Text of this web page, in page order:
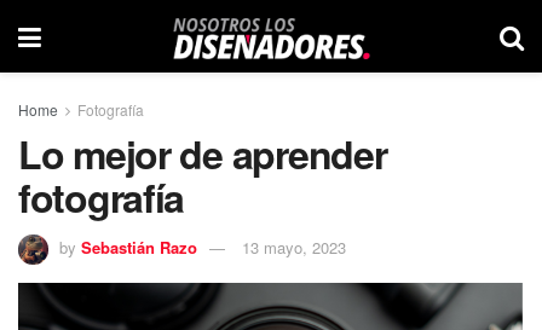
Home Fotografía
Lo mejor de aprender
fotografía
by Sebastián Razo 13 mayo, 2023